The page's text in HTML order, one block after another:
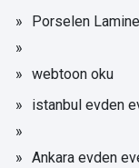
Porselen
webtoon oku
istanbul evden
Ankara evden